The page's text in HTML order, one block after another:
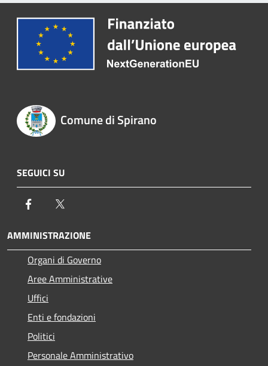
Comune di Spirano
SEGUICI SU
Facebook
AMMINISTRAZIONE
Organi di Governo
Aree Amministrative
Uffici
Enti e fondazioni
Politici
Personale Amministrativo